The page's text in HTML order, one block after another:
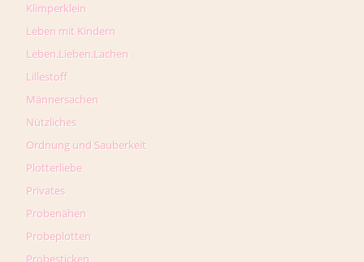
Klimperklein
Leben mit Kindern
Leben.Lieben.Lachen
Lillestoff
Männersachen
Nützliches
Ordnung und Sauberkeit
Plotterliebe
Privates
Probenähen
Probeplotten
Probesticken